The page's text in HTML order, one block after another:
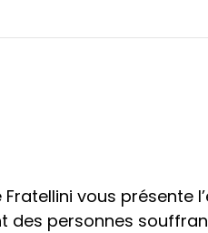
vous présente
des personnes